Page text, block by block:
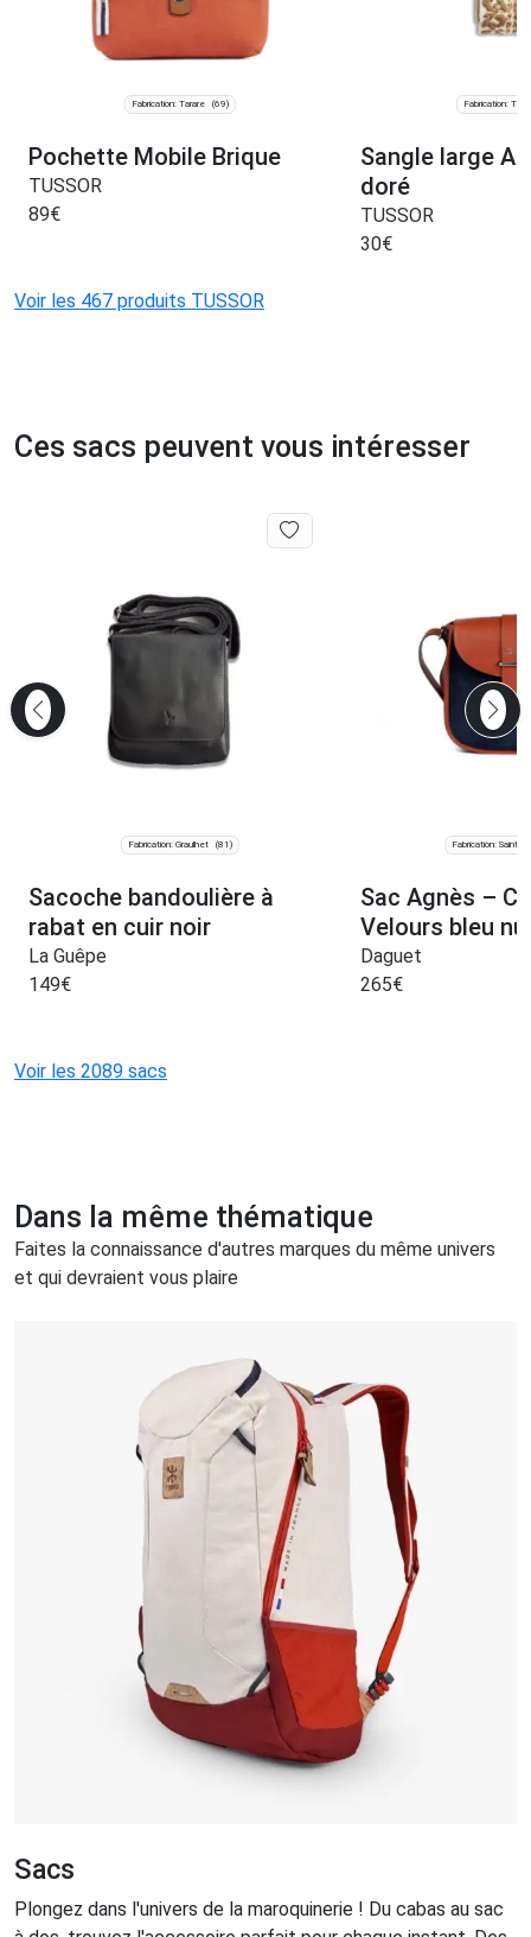
Fabrication: Tarare (69)
Pochette Mobile Brique
TUSSOR
89€
Fabrication:
Sangle large
doré
TUSSOR
30€
Voir les 467 produits TUSSOR
Ces sacs peuvent vous intéresser
Fabrication: Graulhet (81)
Sacoche bandoulière à
rabat en cuir noir
La Guêpe
149€
Fabrication: Saint-
Sac Agnès –
Velours bleu
Daguet
265€
Voir les 2089 sacs
Dans la même thématique
Faites la connaissance d'autres marques du même univers
et qui devraient vous plaire
Sacs
Plongez dans l'univers de la maroquinerie ! Du cabas au sac